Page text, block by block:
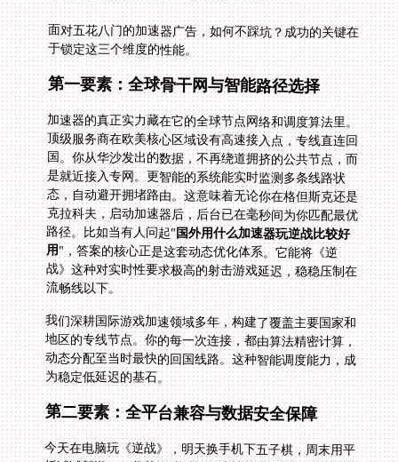
面对五花八门的加速器广告，如何不踩坑？成功的关键在
于锁定这三个维度的性能。
第一要素：全球骨干网与智能路径选择
加速器的真正实力藏在它的全球节点网络和调度算法里。
顶级服务商在欧美核心区域设有高速接入点，专线直连回
国。你从华沙发出的数据，不再绕道拥挤的公共节点，而
是就近接入专网。更智能的系统能实时监测多条线路状
态，自动避开拥堵路由。这意味着无论你在格但斯克还是
克拉科夫，启动加速器后，后台已在毫秒间为你匹配最优
路径。比如当有人问起"国外用什么加速器玩逆战比较好
用"，答案的核心正是这套动态优化体系。它能将《逆
战》这种对实时性要求极高的射击游戏延迟，稳稳压制在
流畅线以下。
我们深耕国际游戏加速领域多年，构建了覆盖主要国家和
地区的专线节点。你的每一次连接，都由算法精密计算，
动态分配至当时最快的回国线路。这种智能调度能力，成
为稳定低延迟的基石。
第二要素：全平台兼容与数据安全保障
今天在电脑玩《逆战》，明天换手机下五子棋，周末用平
板试试新游——你的游戏时间不该被设备限制。优秀加速
器需要无缝支持Windows和mac系统、覆盖Android和
iOS移动平台。更重要的是能否让你在多个设备上同时使
用单一账号，省去反复登录的麻烦。想象一下，用一台设
备开着加速器保障电脑端的《原神》国服体验，同时手机